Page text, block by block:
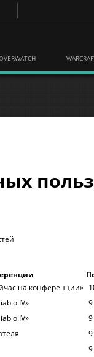
на конференции»
IV»
IV»